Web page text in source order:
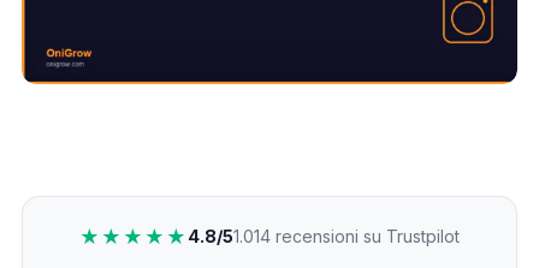
★★★★★ 4.8/51.014 recensioni su Trustpilot